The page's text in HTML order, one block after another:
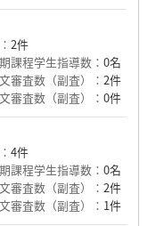
2件
課程学生指導数： 0名
審査数（副査）： 2件
審査数（副査）： 0件
4件
課程学生指導数： 0名
審査数（副査）： 2件
審査数（副査）： 1件